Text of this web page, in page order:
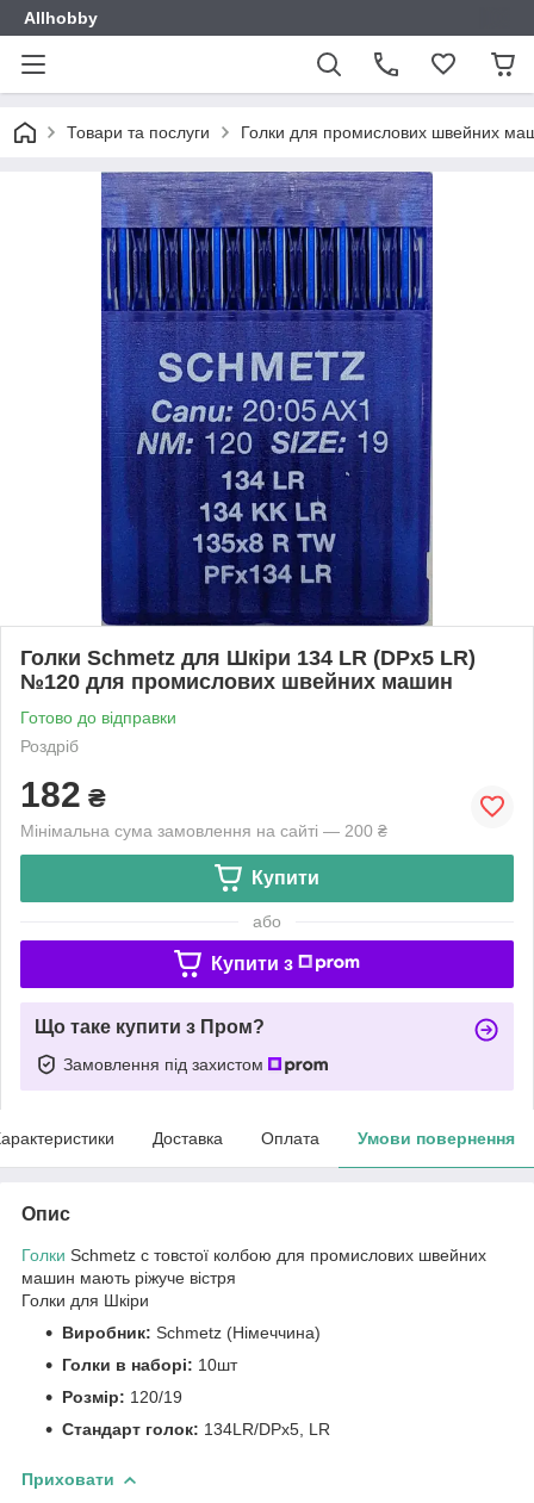
Allhobby
Товари та послуги Голки для промислових швейних
Голки Schmetz для Шкіри 134 LR (DPx5 LR)
№120 для промислових швейних машин
Готово до відправки
Роздріб
182 ₴
Мінімальна сума замовлення на сайті — 200 ₴
Купити
або
Купити з
Що таке купити з Пром?
Замовлення під захистом
Доставка Оплата Умови повернення
Опис
Голки Schmetz c товстої колбою для промислових швейних
машин мають ріжуче вістря
Голки для Шкіри
Виробник: Schmetz (Німеччина)
Голки в наборі: 10шт
Розмір: 120/19
Стандарт голок: 134LR/DPx5, LR
Приховати